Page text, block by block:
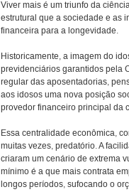
Viver mais é um triunfo da
estrutural que a sociedade e as
financeira para a longevidade.
Historicamente, a imagem do
previdenciários garantidos pela
regular das aposentadorias,
aos idosos uma nova posição
provedor financeiro principal da
Essa centralidade econômica,
muitas vezes, predatório. A
criaram um cenário de extrema
mínimo é a que mais contrata
longos períodos, sufocando o